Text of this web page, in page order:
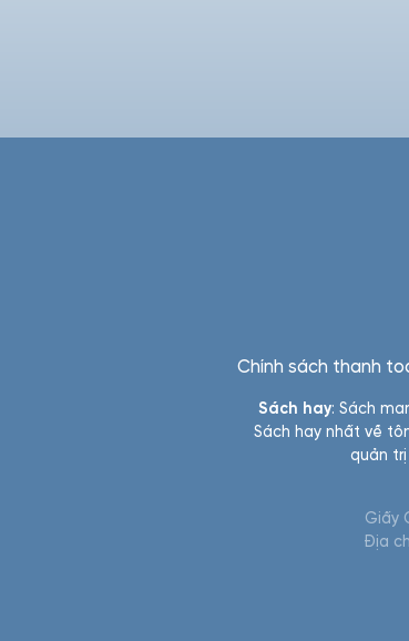
Chính sách thanh
Sách hay: Sách
Sách hay nhất về
quản
Giấy
Địa